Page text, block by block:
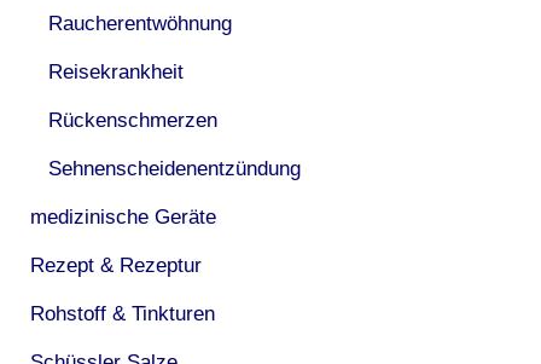
Raucherentwöhnung
Reisekrankheit
Rückenschmerzen
Sehnenscheidenentzündung
medizinische Geräte
Rezept & Rezeptur
Rohstoff & Tinkturen